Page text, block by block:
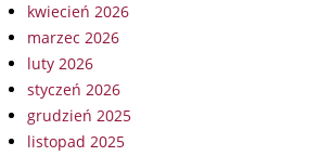
kwiecień 2026
marzec 2026
luty 2026
styczeń 2026
grudzień 2025
listopad 2025